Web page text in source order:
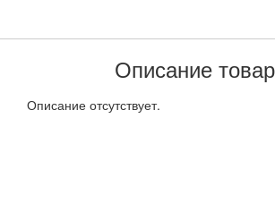
Описание
Описание отсутствует.